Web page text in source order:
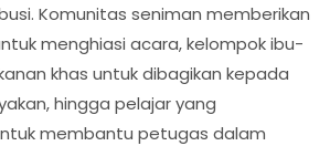
Komunitas seniman memberikan
menghiasi acara, kelompok ibu-
khas untuk dibagikan kepada
hingga pelajar yang
membantu petugas dalam